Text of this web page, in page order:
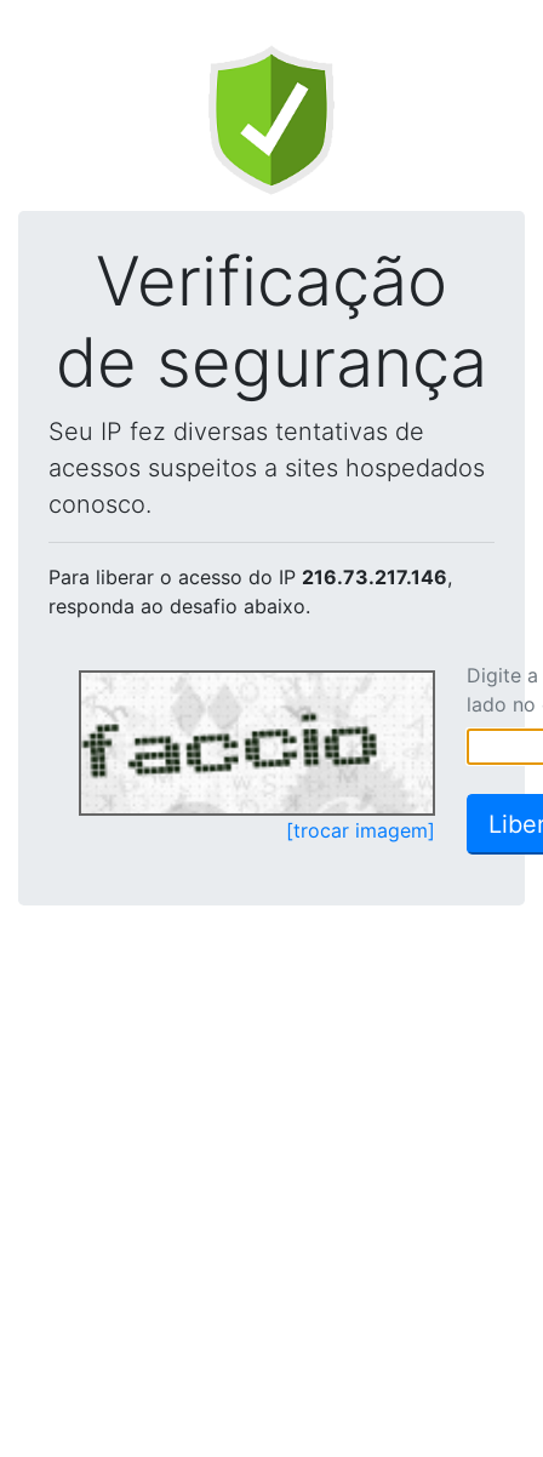
Verificação
de segurança
Seu IP fez diversas tentativas de
acessos suspeitos a sites hospedados
conosco.
Para liberar o acesso do IP 216.73.217.146,
responda ao desafio abaixo.
[trocar imagem]
Digite
lado no